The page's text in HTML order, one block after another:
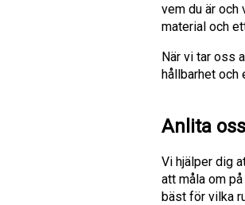
vem du är och
material och
När vi tar oss
hållbarhet och
Anlita
Vi hjälper dig
att måla om
bäst för vilka